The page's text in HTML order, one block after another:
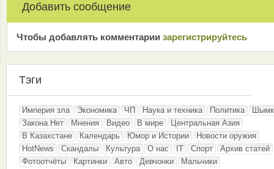
Добавить сообщение
Чтобы добавлять комментарии зарeгиcтрирyйтeсь
Тэги
Империя зла Экономика ЧП Наука и техника Политика
Закона.Нет
Мнения Видео В мире
Центральная Азия
В Казахстане
Календарь Юмор и Истории
Новости оружия
HotNews
Скандалы Культура О нас IT Спорт
Архив статей
Фотоотчёты
Картинки Авто Девчонки
Мальчики